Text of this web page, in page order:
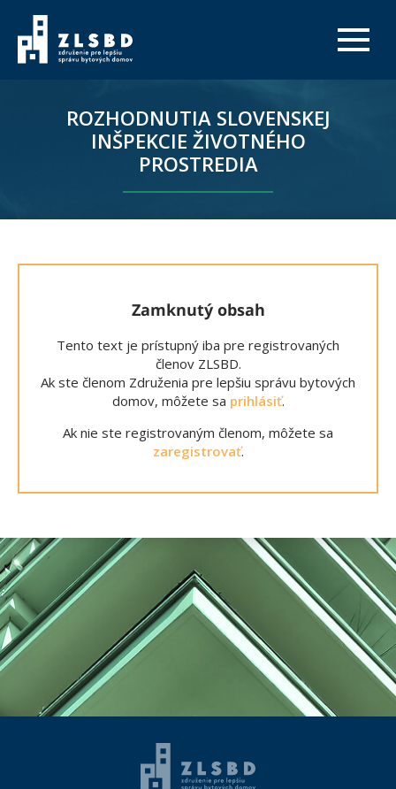
ROZHODNUTIA SLOVENSKEJ
INŠPEKCIE ŽIVOTNÉHO
PROSTREDIA
Zamknutý obsah
Tento text je prístupný iba pre registrovaných
členov ZLSBD.
Ak ste členom Združenia pre lepšiu správu bytových
domov, môžete sa prihlásiť.
Ak nie ste registrovaným členom, môžete sa
zaregistrovať.